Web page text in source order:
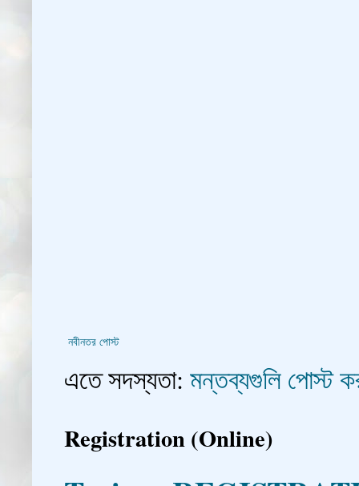
নবীনতর পোস্ট
এতে সদস্যতা: মন্তব্যগুলি পোস্ট
Registration (Online)